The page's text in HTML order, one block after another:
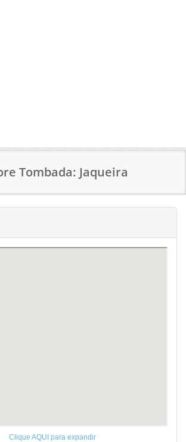
Tombada: Jaqueira
Clique AQUI para expandir